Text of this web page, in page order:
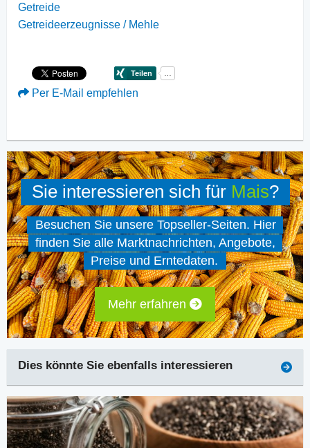
Getreide
Getreideerzeugnisse / Mehle
Per E-Mail empfehlen
Sie interessieren sich für Mais?
Besuchen Sie unsere Topseller-Seiten. Hier
finden Sie alle Marktnachrichten, Angebote,
Preise und Erntedaten.
Mehr erfahren
Dies könnte Sie ebenfalls interessieren